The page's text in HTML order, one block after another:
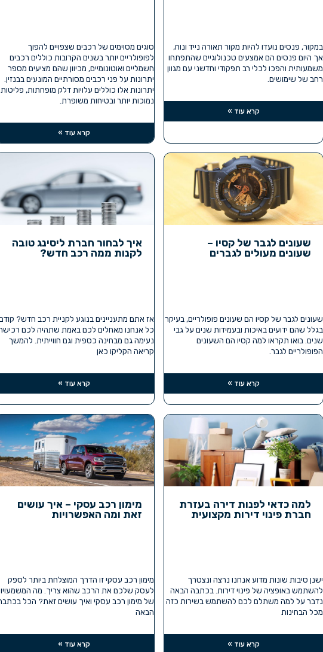
במקור, פנסים נועדו להיות מקור תאורה נייד ונוח,
אך היום פנסים הם אמצעים טכנולוגיים שהתפתחו
משמעותית והפכו לכלי רב תפקודי וחדשני עם מגוון
רחב של שימושים.
קרא עוד »
סוגים מסוימים של רכבים שצפויים להפוך
לפופולריים יותר בשנים הקרובות כוללים רכבים
חשמליים ואוטונומיים, מכיוון שהם מציעים מספר
יתרונות על פני רכבים מסורתיים המונעים בבנזין.
יתרונות אלו כוללים עלויות דלק מופחתות, פליטות
נמוכות יותר ובטיחות משופרת.
קרא עוד »
שעונים לגבר של קסיו –
שעונים מעולים לגברים
שעונים לגבר של קסיו הם שעונים פופולריים, בעיקר
בגלל שהם ידועים באיכות ובעמידות שנים על גבי
שנים. בואו תקראו למה קסיו הם השעונים
הפופולריים לגבר.
קרא עוד »
איך לבחור חברת ליסינג טובה
לקנות ממה רכב חדש?
אז אתם מתעניינים בנוגע לקניית רכב חדש?
כל אנחנו מאחלים לכם באמת שתהיה לכם
נעימה גם מבחינה כספית וגם חווייתית. להמשך
קריאה הקליקו כאן
קרא עוד »
למה כדאי לפנות דירה בעזרת
חברת פינוי דירות מקצועית
ישנן סיבות שונות מדוע אנחנו נרצה ונצטרך
להשתמש באופציה של פינוי דירות. בכתבה הבאה
נדבר על למה משתלם לכם להשתמש בשירות כזה
מכל הבחינות
קרא עוד »
מימון רכב עסקי – איך עושים
זאת ומה האפשרויות
מימון רכב עסקי זו הדרך המוצלחת ביותר לספק
לעסק שלכם את הרכב שהוא צריך. מה
של מימון רכב עסקי ואיך עושים זאת? הכל
הבאה
קרא עוד »